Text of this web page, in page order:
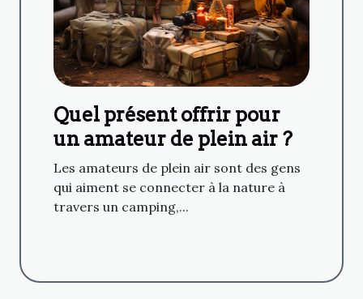
Quel présent offrir pour
un amateur de plein air ?
Les amateurs de plein air sont des gens
qui aiment se connecter à la nature à
travers un camping,...